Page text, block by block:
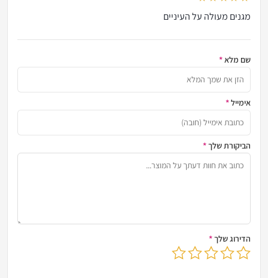
out of 5
מגנים מעולה על העיניים
שם מלא*
הזן
אימייל*
הביקורת שלך*
שתף
הדירוג שלך*